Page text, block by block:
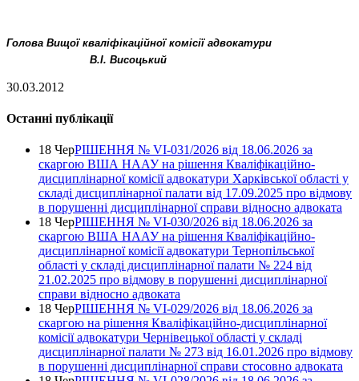
Голова Вищої кваліфікаційної комісії адвокатури
В.І. Висоцький
30.03.2012
Останні публікації
18 ЧерРІШЕННЯ № VІ-031/2026 від 18.06.2026 за
скаргою ВША НААУ на рішення Кваліфікаційно-
дисциплінарної комісії адвокатури Харківської області у
складі дисциплінарної палати від 17.09.2025 про відмову
в порушенні дисциплінарної справи відносно адвоката
18 ЧерРІШЕННЯ № VІ-030/2026 від 18.06.2026 за
скаргою ВША НААУ на рішення Кваліфікаційно-
дисциплінарної комісії адвокатури Тернопільської
області у складі дисциплінарної палати № 224 від
21.02.2025 про відмову в порушенні дисциплінарної
справи відносно адвоката
18 ЧерРІШЕННЯ № VІ-029/2026 від 18.06.2026 за
скаргою на рішення Кваліфікаційно-дисциплінарної
комісії адвокатури Чернівецької області у складі
дисциплінарної палати № 273 від 16.01.2026 про відмову
в порушенні дисциплінарної справи стосовно адвоката